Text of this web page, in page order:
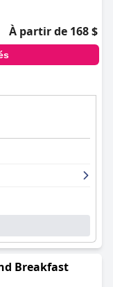
À partir de 168 $
Breakfast